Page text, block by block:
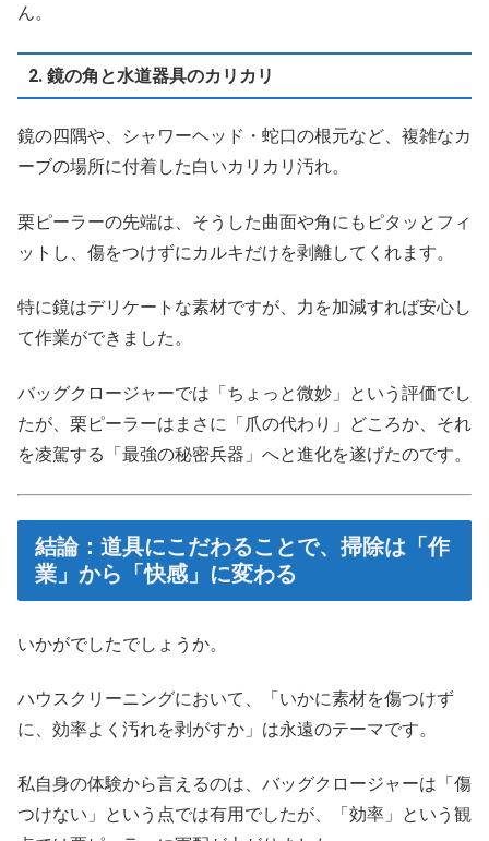
ん。
2. 鏡の角と水道器具のカリカリ
鏡の四隅や、シャワーヘッド・蛇口の根元など、複雑なカ
ーブの場所に付着した白いカリカリ汚れ。
栗ピーラーの先端は、そうした曲面や角にもピタッとフィ
ットし、傷をつけずにカルキだけを剥離してくれます。
特に鏡はデリケートな素材ですが、力を加減すれば安心し
て作業ができました。
バッグクロージャーでは「ちょっと微妙」という評価でし
たが、栗ピーラーはまさに「爪の代わり」どころか、それ
を凌駕する「最強の秘密兵器」へと進化を遂げたのです。
結論：道具にこだわることで、掃除は「作
業」から「快感」に変わる
いかがでしたでしょうか。
ハウスクリーニングにおいて、「いかに素材を傷つけず
に、効率よく汚れを剥がすか」は永遠のテーマです。
私自身の体験から言えるのは、バッグクロージャーは「傷
つけない」という点では有用でしたが、「効率」という観